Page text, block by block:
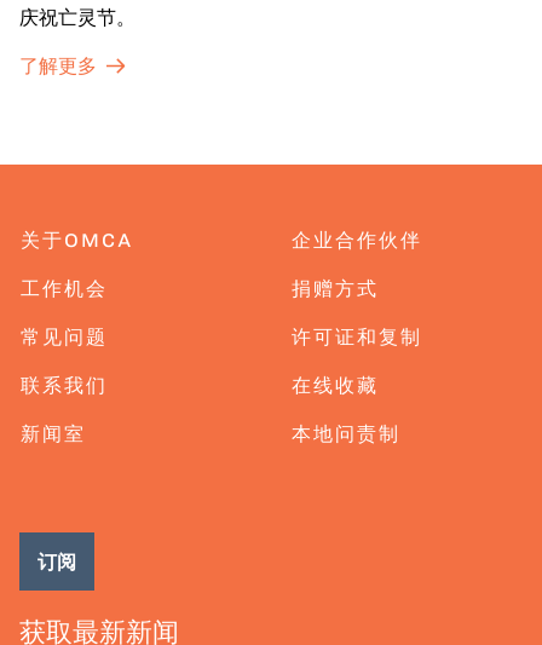
庆祝亡灵节。
了解更多
关于OMCA
工作机会
常见问题
联系我们
新闻室
企业合作伙伴
捐赠方式
许可证和复制
在线收藏
本地问责制
获取最新新闻
订阅